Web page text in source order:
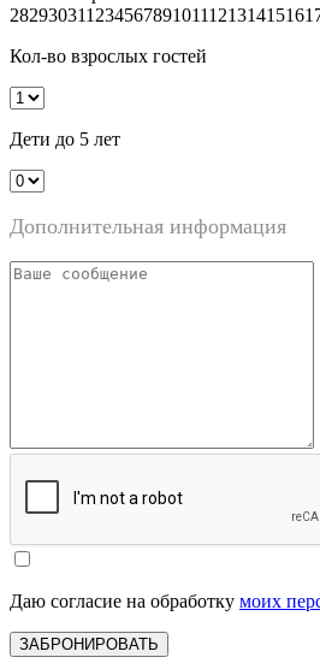
282930311 2345678910111213141516
Кол-во взрослых гостей
Дети до 5 лет
Дополнительная информация
Даю согласие на обработку моих
ЗАБРОНИРОВАТЬ